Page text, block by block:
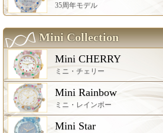
35周年モデル
Mini Collection
Mini CHERRY
ミニ・チェリー
Mini Rainbow
ミニ・レインボー
Mini Star